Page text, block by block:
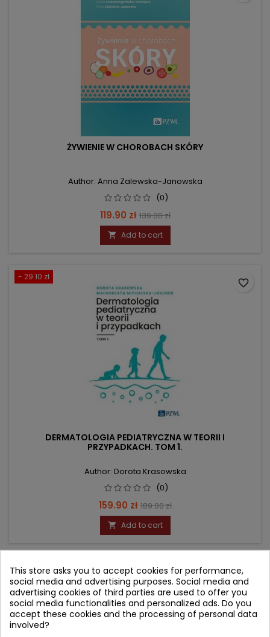
ŻYWIENIE W CHOROBACH SKÓRY
Author: Anna Zalewska-Janowska
(0)
Price
119.90 zł Regular
price
139.00 zł
 Add to cart
- 29.10 zł
DERMATOLOGIA PEDIATRYCZNA W TEORII I
PRZYPADKACH. TOM 1.
Author: Dorota Krasowska
(0)
Price
159.90 zł Regular
price
189.00 zł
 Add to cart
favorite_border
- 19.10 zł
favorite_border
This store asks you to accept cookies for performance,
social media and advertising purposes. Social media and
advertising cookies of third parties are used to offer you
social media functionalities and personalized ads. Do you
accept these cookies and the processing of personal data
involved?